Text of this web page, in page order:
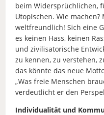
beim Widersprüchlichen,
Utopischen. Wie machen?
weltfreundlich! Sich eine
es keinen Hass, keinen
und zivilisatorische
zu kennen, zu verstehen,
das könnte das neue
„Was freie Menschen
verdeutlicht er den
Individualität und